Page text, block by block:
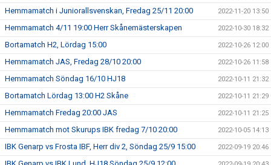
Hemmamatch i Juniorallsvenskan, Fredag 25/11 20:00 2022-11-20 13:50
Hemmamatch 4/11 19:00 Herr Skånemästerskapen 2022-10-30 18:32
Bortamatch H2, Lördag 15:00 2022-10-26 12:00
Hemmamatch JAS, Fredag 28/10 20:00 2022-10-26 11:58
Hemmamatch Söndag 16/10 HJ18 2022-10-11 21:32
Bortamatch Lördag 13:00 H2 Skåne 2022-10-11 21:29
Hemmamatch Fredag 20:00 JAS 2022-10-11 21:25
Hemmamatch mot Skurups IBK fredag 7/10 20:00 2022-10-05 14:13
IBK Genarp vs Frosta IBF, Herr div 2, Söndag 25/9 15:00 2022-09-19 20:46